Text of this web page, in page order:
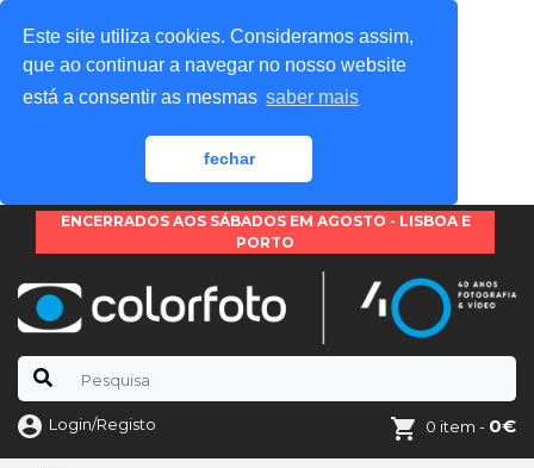
Este site utiliza cookies. Consideramos assim,
que ao continuar a navegar no nosso website
está a consentir as mesmas saber mais
fechar
ENCERRADOS AOS SÁBADOS EM AGOSTO - LISBOA E
PORTO
Login/Registo 0 item - 0€